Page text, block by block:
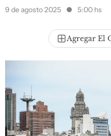
9 de agosto 2025 5:00 hs
Agregar El